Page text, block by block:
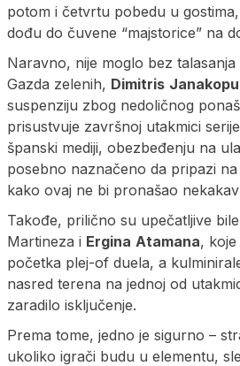
potom i četvrtu pobedu u
dođu do čuvene “majstorice” na
Naravno, nije moglo bez
Gazda zelenih, Dimitris
suspenziju zbog nedoličnog
prisustvuje završnoj utakmici
španski mediji, obezbeđenju na
posebno naznačeno da pripazi
kako ovaj ne bi pronašao
Takođe, prilično su upečatljive
Martineza i Ergina Atamana,
početka plej-of duela, a
nasred terena na jednoj od
zaradilo isključenje.
Prema tome, jedno je sigurno –
ukoliko igrači budu u elementu,